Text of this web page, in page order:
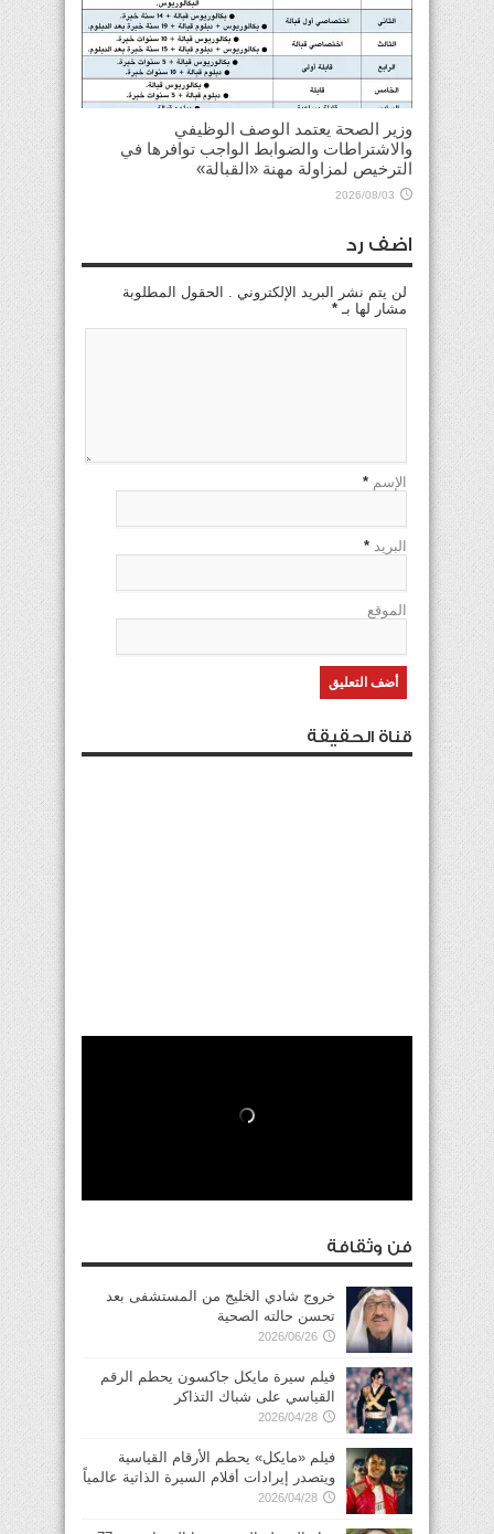
وزير الصحة يعتمد الوصف الوظيفي
والاشتراطات والضوابط الواجب توافرها في
الترخيص لمزاولة مهنة «القبالة»
2026/08/03
اضف رد
لن يتم نشر البريد الإلكتروني . الحقول المطلوبة
مشار لها بـ *
الإسم *
البريد *
الموقع
قناة الحقيقة
فن وثقافة
خروج شادي الخليج من المستشفى بعد
تحسن حالته الصحية
2026/06/26
فيلم سيرة مايكل جاكسون يحطم الرقم
القياسي على شباك التذاكر
2026/04/28
فيلم «مايكل» يحطم الأرقام القياسية
ويتصدر إيرادات أفلام السيرة الذاتية عالمياً
2026/04/28